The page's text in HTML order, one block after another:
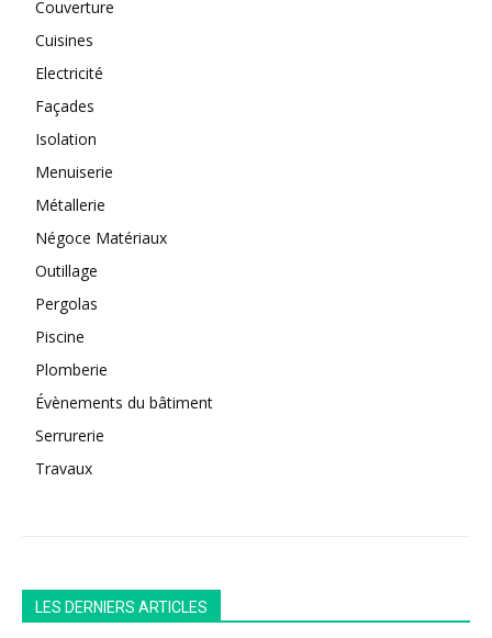
Couverture
Cuisines
Electricité
Façades
Isolation
Menuiserie
Métallerie
Négoce Matériaux
Outillage
Pergolas
Piscine
Plomberie
Évènements du bâtiment
Serrurerie
Travaux
LES DERNIERS ARTICLES